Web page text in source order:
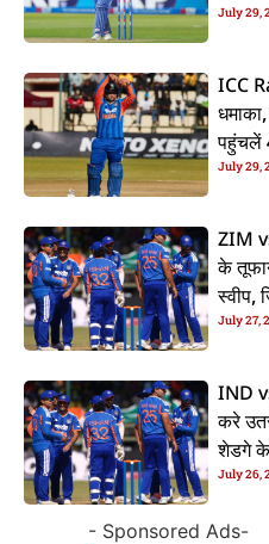
July 29,
ICC
पहुंचलें
July 29,
ZIM
के
स्वीप,
July 27,
IND
करे
शेडगे
July 26,
- Sponsored Ads-